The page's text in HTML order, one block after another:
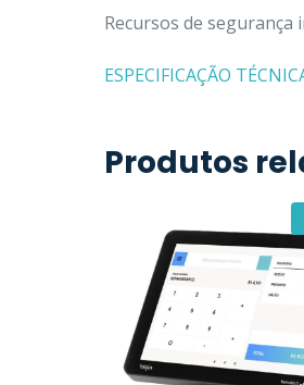
Recursos de
ESPECIFICAÇÃO
Produtos